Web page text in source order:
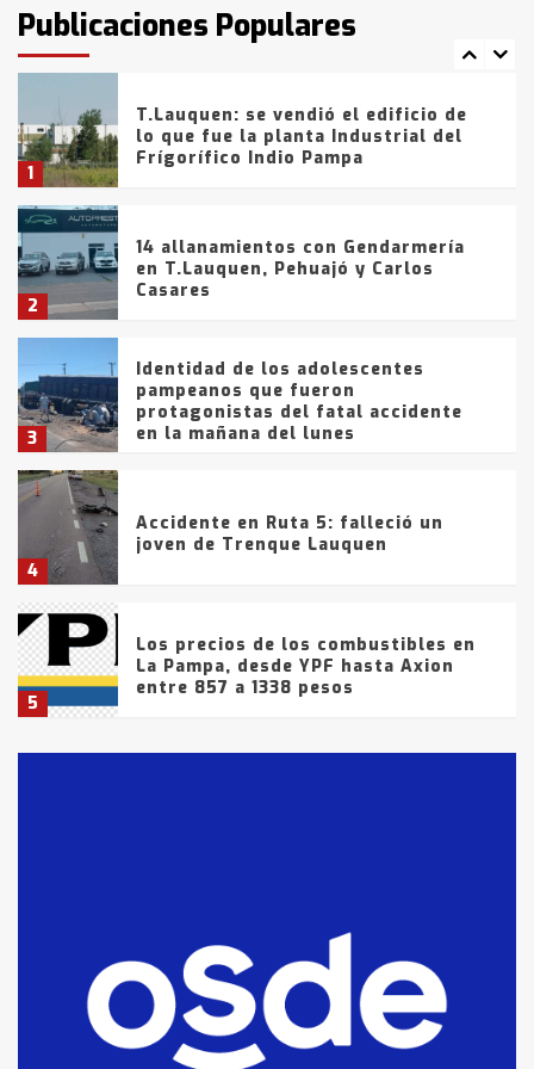
Publicaciones Populares
fueron detenidos por
comercialización de drogas en la
tarde del sábado
1
T.Lauquen: se vendió el edificio de
lo que fue la planta Industrial del
Frígorífico Indio Pampa
2
14 allanamientos con Gendarmería
en T.Lauquen, Pehuajó y Carlos
Casares
3
Identidad de los adolescentes
pampeanos que fueron
protagonistas del fatal accidente
en la mañana del lunes
4
Accidente en Ruta 5: falleció un
joven de Trenque Lauquen
5
Los precios de los combustibles en
La Pampa, desde YPF hasta Axion
entre 857 a 1338 pesos
fueron detenidos por
comercialización de drogas en la
tarde del sábado
T.Lauquen: se vendió el edificio de
lo que fue la planta Industrial del